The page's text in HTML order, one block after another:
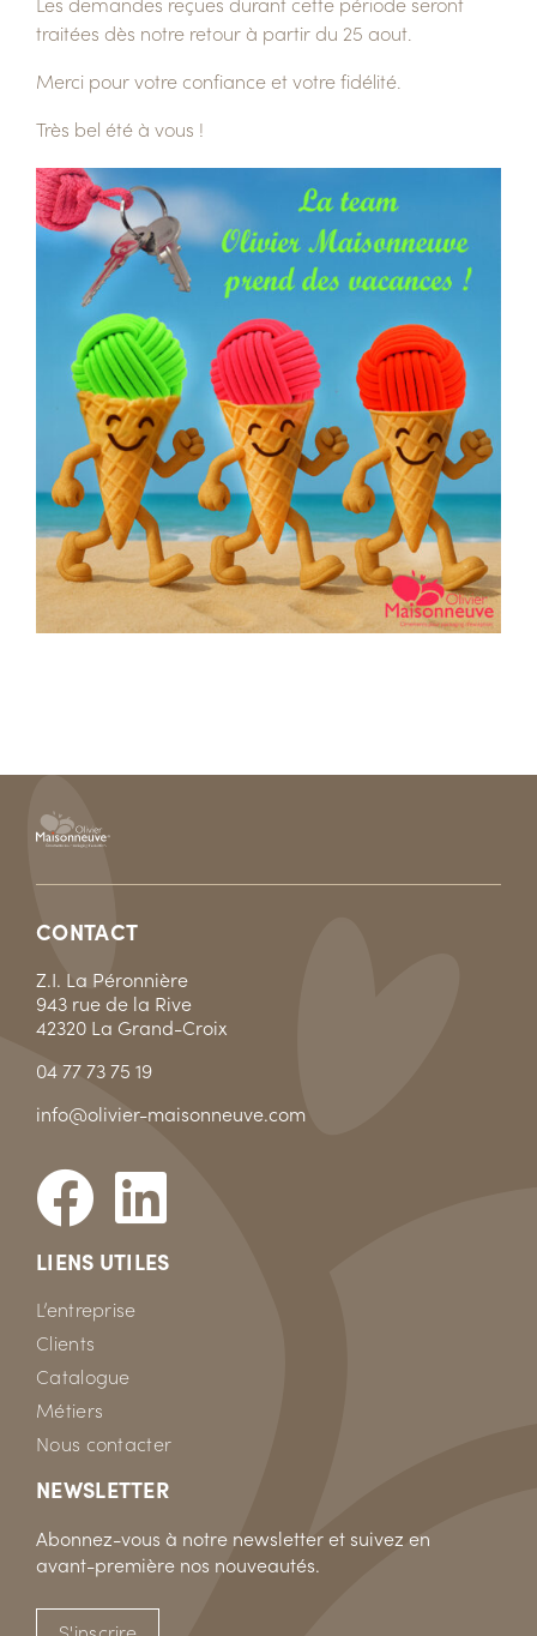
traitées dès notre retour à partir du 25 aout.
Merci pour votre confiance et votre fidélité.
Très bel été à vous !
CONTACT
Z.I. La Péronnière
943 rue de la Rive
42320 La Grand-Croix
04 77 73 75 19
info@olivier-maisonneuve.com
LIENS UTILES
L’entreprise
Clients
Catalogue
Métiers
Nous contacter
NEWSLETTER
Abonnez-vous à notre newsletter et suivez en
avant-première nos nouveautés.